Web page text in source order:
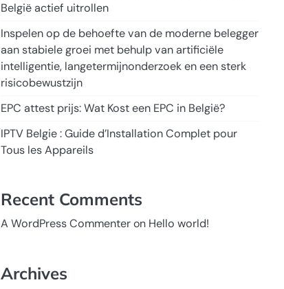
België actief uitrollen
Inspelen op de behoefte van de moderne belegger
aan stabiele groei met behulp van artificiële
intelligentie, langetermijnonderzoek en een sterk
risicobewustzijn
EPC attest prijs: Wat Kost een EPC in België?
IPTV Belgie : Guide d’Installation Complet pour
Tous les Appareils
Recent Comments
A WordPress Commenteron Hello world!
Archives